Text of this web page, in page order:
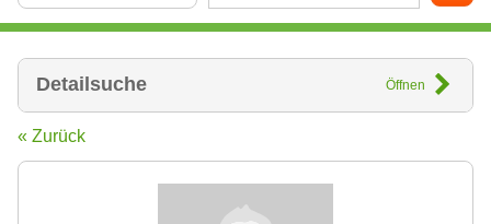
Detailsuche Öffnen
« Zurück